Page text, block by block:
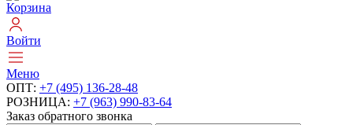
Корзина
Войти
Меню
ОПТ: +7 (495) 136-28-48
РОЗНИЦА: +7 (963) 990-83-64
Заказ обратного звонка